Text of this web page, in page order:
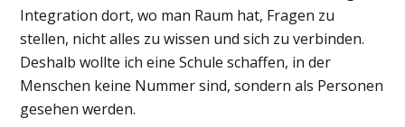
Integration dort, wo man Raum hat, Fragen zu
stellen, nicht alles zu wissen und sich zu verbinden.
Deshalb wollte ich eine Schule schaffen, in der
Menschen keine Nummer sind, sondern als Personen
gesehen werden.